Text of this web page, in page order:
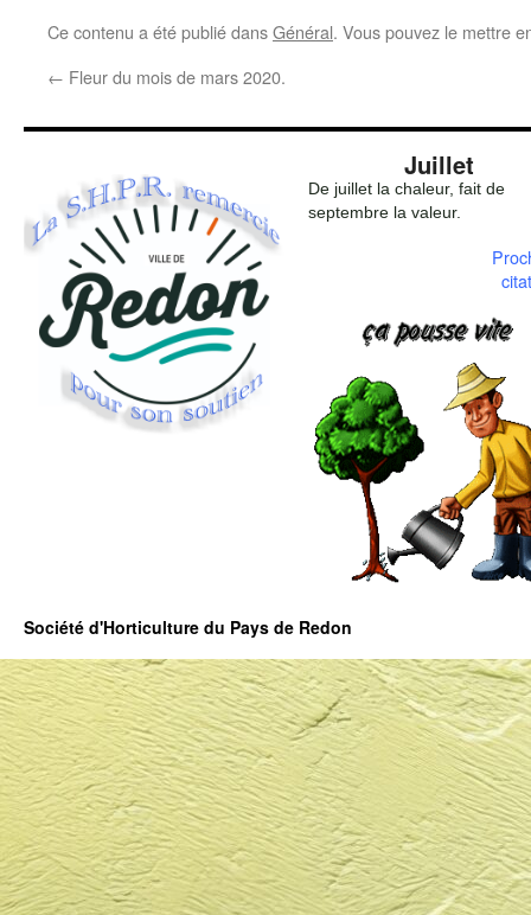
Ce contenu a été publié dansGénéral. Vous pouvez le mettre
← Fleur du mois de mars 2020.
Juillet
De juillet la chaleur, fait de
septembre la valeur.
Société d'Horticulture du Pays de Redon